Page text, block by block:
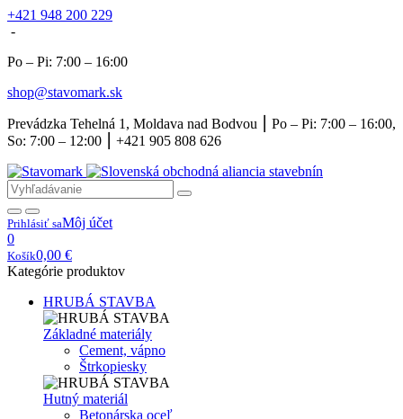
+421 948 200 229
-
Po – Pi: 7:00 – 16:00
shop@stavomark.sk
Prevádzka Tehelná 1, Moldava nad Bodvou ⎮ Po – Pi: 7:00 – 16:00,
So: 7:00 – 12:00 ⎮ +421 905 808 626
Prihlásiť saMôj účet
0
Košík0,00 €
Kategórie produktov
HRUBÁ STAVBA
Základné materiály
Cement, vápno
Štrkopiesky
Hutný materiál
Betonárska oceľ